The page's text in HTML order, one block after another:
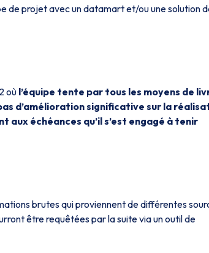
de projet avec un datamart et/ou une solution
où l’équipe tente par tous les moyens de
d’amélioration significative sur la
aux échéances qu’il s’est engagé à tenir
brutes qui proviennent de différentes
être requêtées par la suite via un outil de